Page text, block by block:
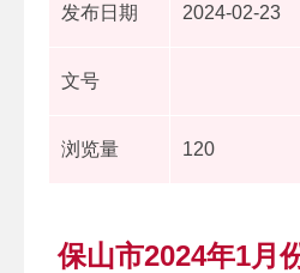
发布日期 2024-02-23
文号
浏览量 120
保山市2024年1月